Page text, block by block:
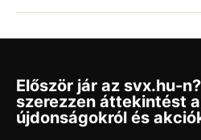
Először jár az svx.hu-
szerezzen áttekintést
újdonságokról és